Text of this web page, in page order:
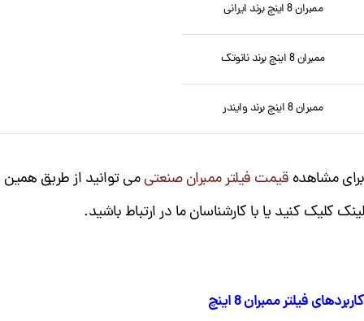
ممبران 8 اینچ برند ایرانی
ممبران 8 اینچ برند نانوتک
ممبران 8 اینچ برند وایندر
برای مشاهده قیمت فیلتر ممبران صنعتیمی توانید از طریق همین
لینک کلیک کنید یا با کارشناسان ما در ارتباط باشید.
کاربردهای فیلتر ممبران 8 اینچ